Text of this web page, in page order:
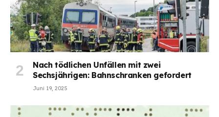
Nach tödlichen Unfällen mit zwei
Sechsjährigen: Bahnschranken gefordert
Juni 19, 2025